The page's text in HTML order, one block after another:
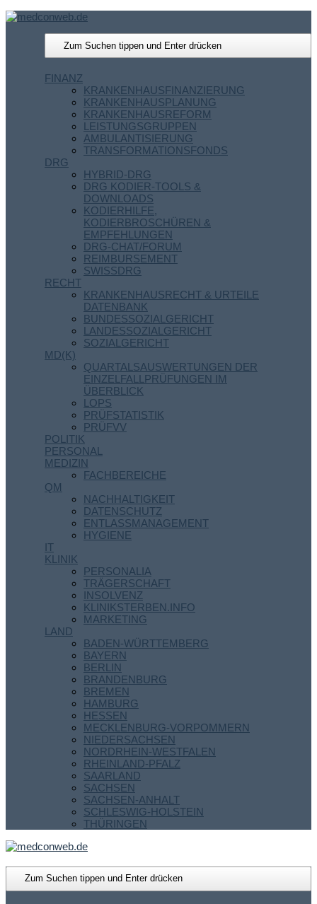
FINANZ
KRANKENHAUSFINANZIERUNG
KRANKENHAUSPLANUNG
KRANKENHAUSREFORM
LEISTUNGSGRUPPEN
AMBULANTISIERUNG
TRANSFORMATIONSFONDS
DRG
HYBRID-DRG
DRG KODIER-TOOLS &
DOWNLOADS
KODIERHILFE,
KODIERBROSCHÜREN &
EMPFEHLUNGEN
DRG-CHAT/FORUM
REIMBURSEMENT
SWISSDRG
RECHT
KRANKENHAUSRECHT & URTEILE
DATENBANK
BUNDESSOZIALGERICHT
LANDESSOZIALGERICHT
SOZIALGERICHT
MD(K)
QUARTALSAUSWERTUNGEN DER
EINZELFALLPRÜFUNGEN IM
ÜBERBLICK
LOPS
PRÜFSTATISTIK
PRÜFVV
POLITIK
PERSONAL
MEDIZIN
FACHBEREICHE
QM
NACHHALTIGKEIT
DATENSCHUTZ
ENTLASSMANAGEMENT
HYGIENE
IT
KLINIK
PERSONALIA
TRÄGERSCHAFT
INSOLVENZ
KLINIKSTERBEN.INFO
MARKETING
LAND
BADEN-WÜRTTEMBERG
BAYERN
BERLIN
BRANDENBURG
BREMEN
HAMBURG
HESSEN
MECKLENBURG-VORPOMMERN
NIEDERSACHSEN
NORDRHEIN-WESTFALEN
RHEINLAND-PFALZ
SAARLAND
SACHSEN
SACHSEN-ANHALT
SCHLESWIG-HOLSTEIN
THÜRINGEN